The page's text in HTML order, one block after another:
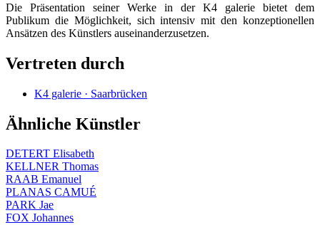
Die Präsentation seiner Werke in der K4 galerie bietet dem
Publikum die Möglichkeit, sich intensiv mit den konzeptionellen
Ansätzen des Künstlers auseinanderzusetzen.
Vertreten durch
K4 galerie · Saarbrücken
Ähnliche Künstler
DETERT Elisabeth
KELLNER Thomas
RAAB Emanuel
PLANAS CAMUÉ
PARK Jae
FOX Johannes